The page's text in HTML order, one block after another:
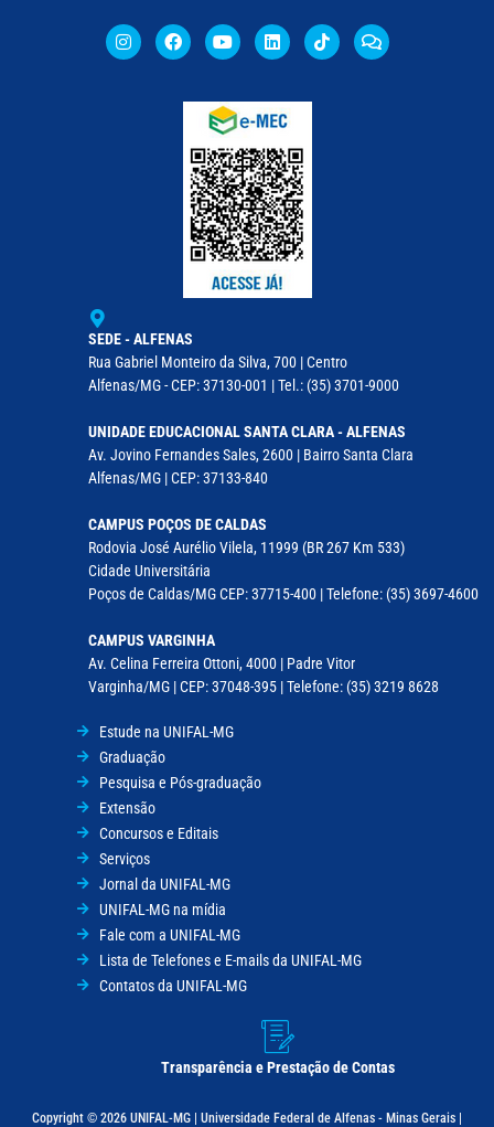
SEDE - ALFENAS
Rua Gabriel Monteiro da Silva, 700 | Centro
Alfenas/MG - CEP: 37130-001 | Tel.: (35) 3701-9000
UNIDADE EDUCACIONAL SANTA CLARA - ALFENAS
Av. Jovino Fernandes Sales, 2600 | Bairro Santa Clara
Alfenas/MG | CEP: 37133-840
CAMPUS POÇOS DE CALDAS
Rodovia José Aurélio Vilela, 11999 (BR 267 Km 533)
Cidade Universitária
Poços de Caldas/MG CEP: 37715-400 | Telefone: (35) 3697-4600
CAMPUS VARGINHA
Av. Celina Ferreira Ottoni, 4000 | Padre Vitor
Varginha/MG | CEP: 37048-395 | Telefone: (35) 3219 8628
Estude na UNIFAL-MG
Graduação
Pesquisa e Pós-graduação
Extensão
Concursos e Editais
Serviços
Jornal da UNIFAL-MG
UNIFAL-MG na mídia
Fale com a UNIFAL-MG
Lista de Telefones e E-mails da UNIFAL-MG
Contatos da UNIFAL-MG
Transparência e Prestação de Contas
Copyright © 2026 UNIFAL-MG | Universidade Federal de Alfenas - Minas Gerais |